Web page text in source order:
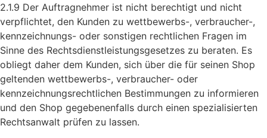
2.1.9 Der Auftragnehmer ist nicht berechtigt und nicht
verpflichtet, den Kunden zu wettbewerbs-, verbraucher-,
kennzeichnungs- oder sonstigen rechtlichen Fragen im
Sinne des Rechtsdienstleistungsgesetzes zu beraten. Es
obliegt daher dem Kunden, sich über die für seinen Shop
geltenden wettbewerbs-, verbraucher- oder
kennzeichnungsrechtlichen Bestimmungen zu informieren
und den Shop gegebenenfalls durch einen spezialisierten
Rechtsanwalt prüfen zu lassen.